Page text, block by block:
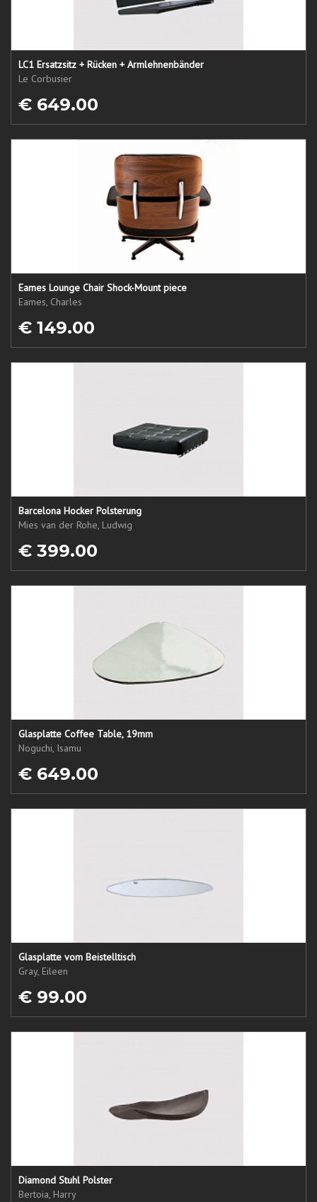
LC1 Ersatzsitz + Rücken + Armlehnenbänder
Le Corbusier
€ 649.00
Eames Lounge Chair Shock-Mount piece
Eames, Charles
€ 149.00
Barcelona Hocker Polsterung
Mies van der Rohe, Ludwig
€ 399.00
Glasplatte Coffee Table, 19mm
Noguchi, Isamu
€ 649.00
Glasplatte vom Beistelltisch
Gray, Eileen
€ 99.00
Diamond Stuhl Polster
Bertoia, Harry